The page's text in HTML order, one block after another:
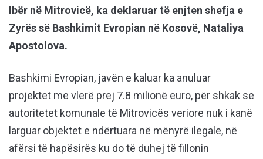
Ibër në Mitrovicë, ka deklaruar të enjten shefja e
Zyrës së Bashkimit Evropian në Kosovë, Nataliya
Apostolova.
Bashkimi Evropian, javën e kaluar ka anuluar
projektet me vlerë prej 7.8 milionë euro, për shkak se
autoritetet komunale të Mitrovicës veriore nuk i kanë
larguar objektet e ndërtuara në mënyrë ilegale, në
afërsi të hapësirës ku do të duhej të fillonin